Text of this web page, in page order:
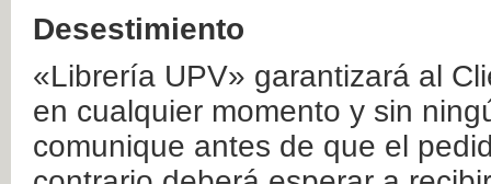
Desestimiento
«Librería UPV» garantizará al
en cualquier momento y sin
comunique antes de que el